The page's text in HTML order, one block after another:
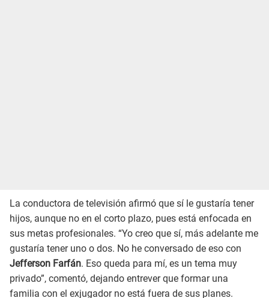
La conductora de televisión afirmó que sí le gustaría tener
hijos, aunque no en el corto plazo, pues está enfocada en
sus metas profesionales. “Yo creo que sí, más adelante me
gustaría tener uno o dos. No he conversado de eso con
Jefferson Farfán. Eso queda para mí, es un tema muy
privado”, comentó, dejando entrever que formar una
familia con el exjugador no está fuera de sus planes.